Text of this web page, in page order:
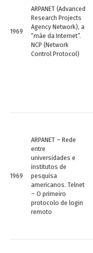
1969
ARPANET (Advanced
Research Projects
Agency Network), a
“mãe da Internet”.
NCP (Network
Control Protocol)
1969
ARPANET – Rede
entre
universidades e
institutos de
pesquisa
americanos. Telnet
– O primeiro
protocolo de login
remoto